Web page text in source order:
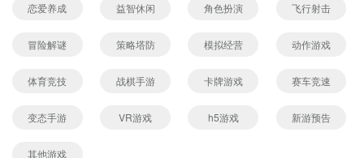
恋爱养成 益智休闲 角色扮演 飞行射击
冒险解谜 策略塔防 模拟经营 动作游戏
体育竞技 战棋手游 卡牌游戏 赛车竞速
变态手游 VR游戏 h5游戏 新游预告
其他游戏